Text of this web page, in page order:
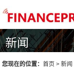
新闻
您现在的位置：首页 >新闻